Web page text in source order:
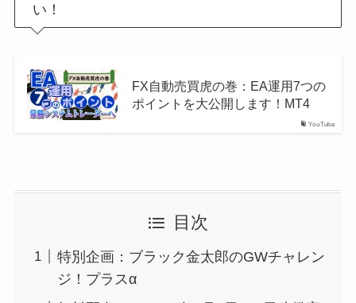
い！
YouTube
FX自動売買虎の巻：EA運用7つの
ポイントを大公開します！MT4
目次
特別企画：ブラック金太郎のGWチャレン
ジ！プラスα